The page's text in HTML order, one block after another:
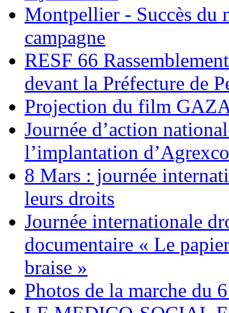
Montpellier - Succès du
campagne
RESF 66
devant la Préfecture de
Projection du film
Journée d’action
l’implantation d’Agrexco
8 Mars : journée
leurs droits
Journée internationale
documentaire « Le
braise »
Photos de la marche du